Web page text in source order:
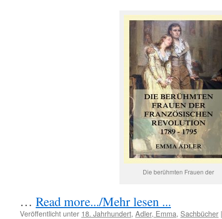
Die berühmten Frauen der
… Read more.../Mehr lesen ...
Veröffentlicht unter 18. Jahrhundert, Adler, Emma, Sachbücher |